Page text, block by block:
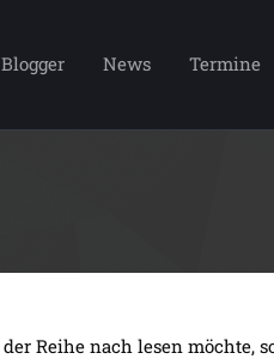
Blogger News Termine
Reihe nach lesen möchte,